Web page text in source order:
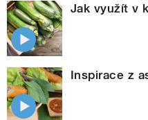
Jak využít v
Inspirace z